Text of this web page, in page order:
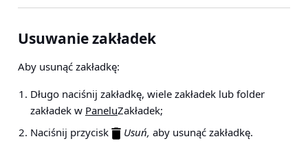
Usuwanie zakładek
Aby usunąć zakładkę:
Długo naciśnij zakładkę, wiele zakładek lub folder
zakładek w PaneluZakładek;
Naciśnij przycisk
Usuń, aby usunąć zakładkę.